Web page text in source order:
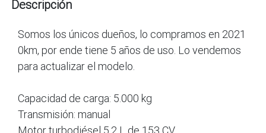
Descripción
Somos los únicos dueños, lo compramos en 2021
0km, por ende tiene 5 años de uso. Lo vendemos
para actualizar el modelo.
Capacidad de carga: 5.000 kg
Transmisión: manual
Motor turbodiésel 5.2 L de 153 CV